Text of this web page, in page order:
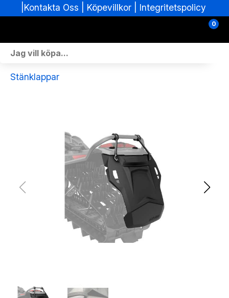
Köpevillkor| Integritetspolicy
0
Fordon i lager
Stänklappar